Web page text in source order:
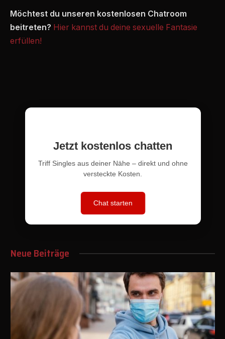
Möchtest du unseren kostenlosen Chatroom
beitreten? Hier kannst du deine sexuelle Fantasie
erfüllen!
Jetzt kostenlos chatten
Triff Singles aus deiner Nähe – direkt und ohne
versteckte Kosten.
Chat starten
Neue Beiträge